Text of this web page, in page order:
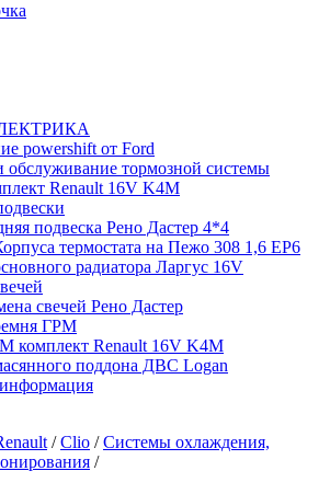
powershift от Ford
обслуживание тормозной системы
Renault 16V K4M
подвеска Рено Дастер 4*4
термостата на Пежо 308 1,6 EP6
радиатора Ларгус 16V
свечей Рено Дастер
ГРМ
комплект Renault 16V K4M
поддона ДВС Logan
/ Clio / Системы охлаждения,
/